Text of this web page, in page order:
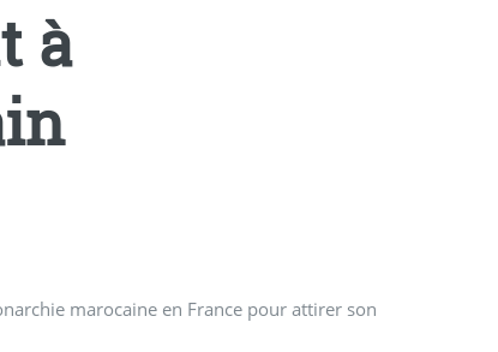
à
marocaine en France pour attirer son